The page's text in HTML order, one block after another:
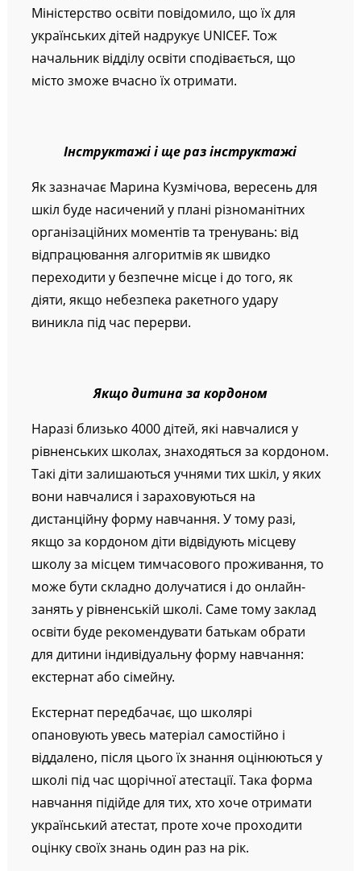
Міністерство освіти повідомило, що їх для
українських дітей надрукує UNICEF. Тож
начальник відділу освіти сподівається, що
місто зможе вчасно їх отримати.
Інструктажі і ще раз інструктажі
Як зазначає Марина Кузмічова, вересень для
шкіл буде насичений у плані різноманітних
організаційних моментів та тренувань: від
відпрацювання алгоритмів як швидко
переходити у безпечне місце і до того, як
діяти, якщо небезпека ракетного удару
виникла під час перерви.
Якщо дитина за кордоном
Наразі близько 4000 дітей, які навчалися у
рівненських школах, знаходяться за кордоном.
Такі діти залишаються учнями тих шкіл, у яких
вони навчалися і зараховуються на
дистанційну форму навчання. У тому разі,
якщо за кордоном діти відвідують місцеву
школу за місцем тимчасового проживання, то
може бути складно долучатися і до онлайн-
занять у рівненській школі. Саме тому заклад
освіти буде рекомендувати батькам обрати
для дитини індивідуальну форму навчання:
екстернат або сімейну.
Екстернат передбачає, що школярі
опановують увесь матеріал самостійно і
віддалено, після цього їх знання оцінюються у
школі під час щорічної атестації. Така форма
навчання підійде для тих, хто хоче отримати
український атестат, проте хоче проходити
оцінку своїх знань один раз на рік.